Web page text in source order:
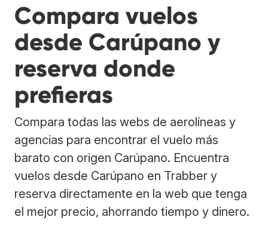
Compara vuelos
desde Carúpano y
reserva donde
prefieras
Compara todas las webs de aerolíneas y
agencias para encontrar el vuelo más
barato con origen Carúpano. Encuentra
vuelos desde Carúpano en Trabber y
reserva directamente en la web que tenga
el mejor precio, ahorrando tiempo y dinero.